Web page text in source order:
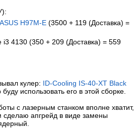
ASUS H97M-E (3500 + 119 (Доставка) =
i3 4130 (350 + 209 (Доставка) = 559
кулер: ID-Cooling IS-40-XT Black
использовать его в этой сборке.
с лазерным станком вполне хватит,
сделаю апгрейд в виде замены